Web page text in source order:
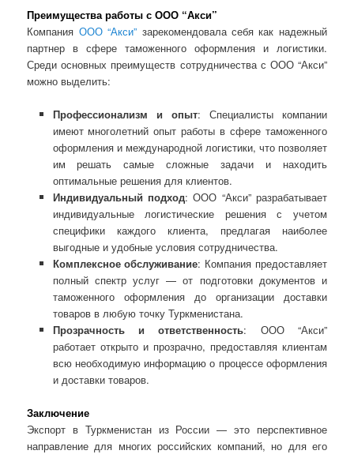
Преимущества работы с ООО “Акси”
Компания ООО “Акси” зарекомендовала себя как надежный
партнер в сфере таможенного оформления и логистики.
Среди основных преимуществ сотрудничества с ООО “Акси”
можно выделить:
Профессионализм и опыт: Специалисты компании
имеют многолетний опыт работы в сфере таможенного
оформления и международной логистики, что позволяет
им решать самые сложные задачи и находить
оптимальные решения для клиентов.
Индивидуальный подход: ООО “Акси” разрабатывает
индивидуальные логистические решения с учетом
специфики каждого клиента, предлагая наиболее
выгодные и удобные условия сотрудничества.
Комплексное обслуживание: Компания предоставляет
полный спектр услуг — от подготовки документов и
таможенного оформления до организации доставки
товаров в любую точку Туркменистана.
Прозрачность и ответственность: ООО “Акси”
работает открыто и прозрачно, предоставляя клиентам
всю необходимую информацию о процессе оформления
и доставки товаров.
Заключение
Экспорт в Туркменистан из России — это перспективное
направление для многих российских компаний, но для его